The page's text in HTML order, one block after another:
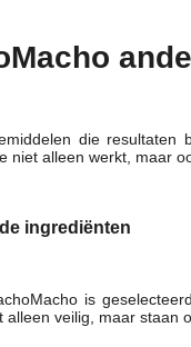
die resultaten
niet alleen werkt, maar
ingrediënten
is
veilig, maar staan